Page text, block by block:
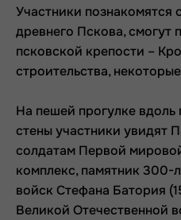
Участники
древнего Пскова, смогут
псковской крепости –
строительства,
На пешей прогулке
стены участники увидят
солдатам Первой
комплекс, памятник 300-
войск Стефана Батория
Великой Отечественной